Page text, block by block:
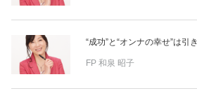
性と愛
ゲーム
“成功”と“オンナの幸せ”は引
FP 和泉 昭子